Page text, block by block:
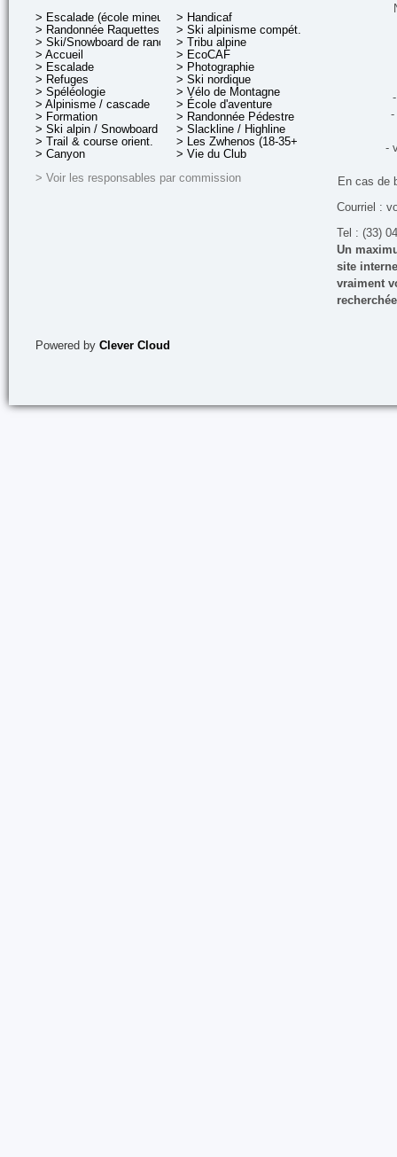
> Escalade (école mineurs)
> Randonnée Raquettes
> Ski/Snowboard de rando.
> Accueil
> Escalade
> Refuges
> Spéléologie
> Alpinisme / cascade
> Formation
> Ski alpin / Snowboard
> Trail & course orient.
> Canyon
> Handicaf
> Ski alpinisme compét.
> Tribu alpine
> EcoCAF
> Photographie
> Ski nordique
> Vélo de Montagne
> École d'aventure
> Randonnée Pédestre
> Slackline / Highline
> Les Zwhenos (18-35+ ans)
> Vie du Club
> Voir les responsables par commission
-
-
En cas de
Courriel :
Tel : (33)
Un
site
vraiment
Powered by Clever Cloud